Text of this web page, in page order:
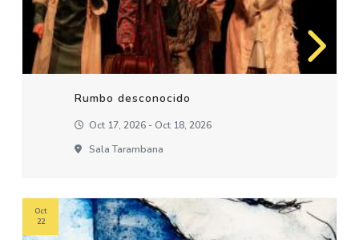
Rumbo desconocido
Oct 17, 2026 - Oct 18, 2026
Sala Tarambana
Oct
22